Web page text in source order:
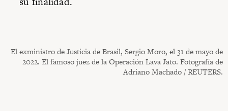
El exministro de Justicia de Brasil, Sergio Moro, el 31 de mayo de
2022. El famoso juez de la Operación Lava Jato. Fotografía de
Adriano Machado / REUTERS.